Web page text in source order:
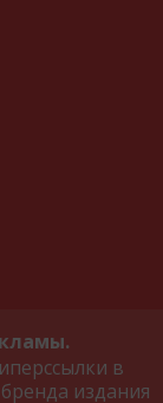
в
издания